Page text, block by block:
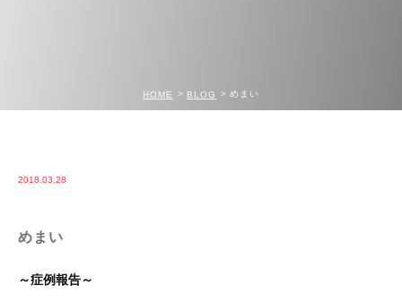
HOME BLOG めまい
2018.03.28
めまい
～症例報告～